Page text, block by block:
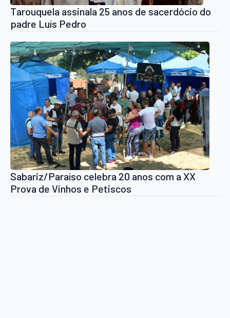
Tarouquela assinala 25 anos de sacerdócio do
padre Luís Pedro
Sabariz/Paraíso celebra 20 anos com a XX
Prova de Vinhos e Petiscos